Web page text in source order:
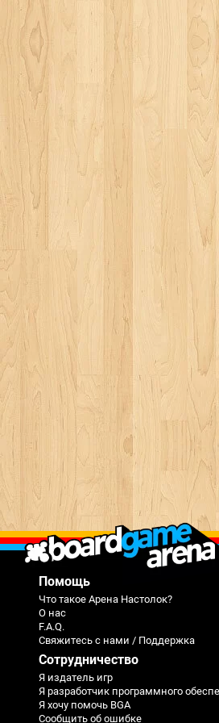
Помощь
Что такое Арена Настолок?
О нас
F.A.Q.
Свяжитесь с нами / Поддержка
Сотрудничество
Я издатель игр
Я разработчик программного
Я хочу помочь BGA
Сообщить об ошибке